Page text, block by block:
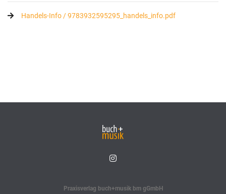
Handels-Info / 9783932595295_handels_info.pdf
Praxisverlag buch+musik bm gGmbH